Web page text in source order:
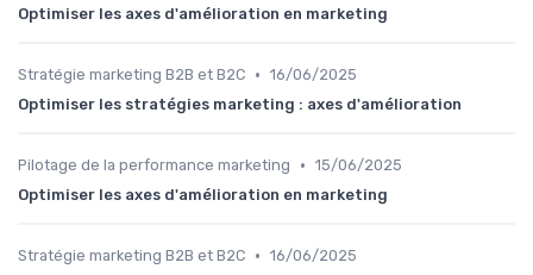
Optimiser les axes d'amélioration en marketing
Stratégie marketing B2B et B2C • 16/06/2025
Optimiser les stratégies marketing : axes d'amélioration
Pilotage de la performance marketing • 15/06/2025
Optimiser les axes d'amélioration en marketing
Stratégie marketing B2B et B2C • 16/06/2025